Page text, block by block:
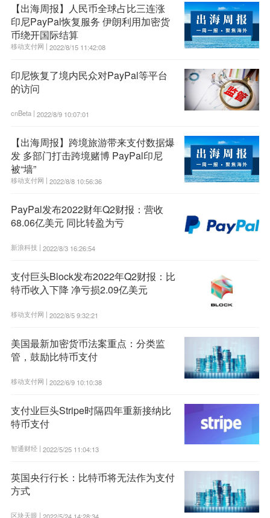
【出海周报】人民币全球占比三连涨
印尼PayPal恢复服务 伊朗利用加密货
币绕开国际结算
移动支付网 | 2022/8/15 11:42:08
印尼恢复了境内民众对PayPal等平台
的访问
cnBeta | 2022/8/9 10:07:01
【出海周报】跨境旅游带来支付数据爆
发 多部门打击跨境赌博 PayPal印尼
被“墙”
移动支付网 | 2022/8/8 10:56:36
PayPal发布2022财年Q2财报：营收
68.06亿美元 同比转盈为亏
新浪科技 | 2022/8/3 16:26:54
支付巨头Block发布2022年Q2财报：比
特币收入下降 净亏损2.09亿美元
移动支付网 | 2022/8/5 9:32:21
美国最新加密货币法案重点：分类监
管，鼓励比特币支付
移动支付网 | 2022/6/9 10:10:38
支付业巨头Stripe时隔四年重新接纳比
特币支付
智通财经 | 2022/5/25 11:04:13
英国央行行长：比特币将无法作为支付
方式
区块天眼 |